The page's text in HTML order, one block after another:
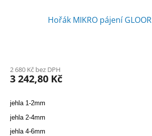
Hořák MIKRO pájení
2 680 Kč bez DPH
3 242,80 Kč
jehla 1-2mm
jehla 2-4mm
jehla 4-6mm